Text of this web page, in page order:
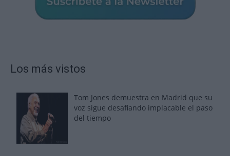
Los más vistos
Tom Jones demuestra en Madrid que su
voz sigue desafiando implacable el paso
del tiempo